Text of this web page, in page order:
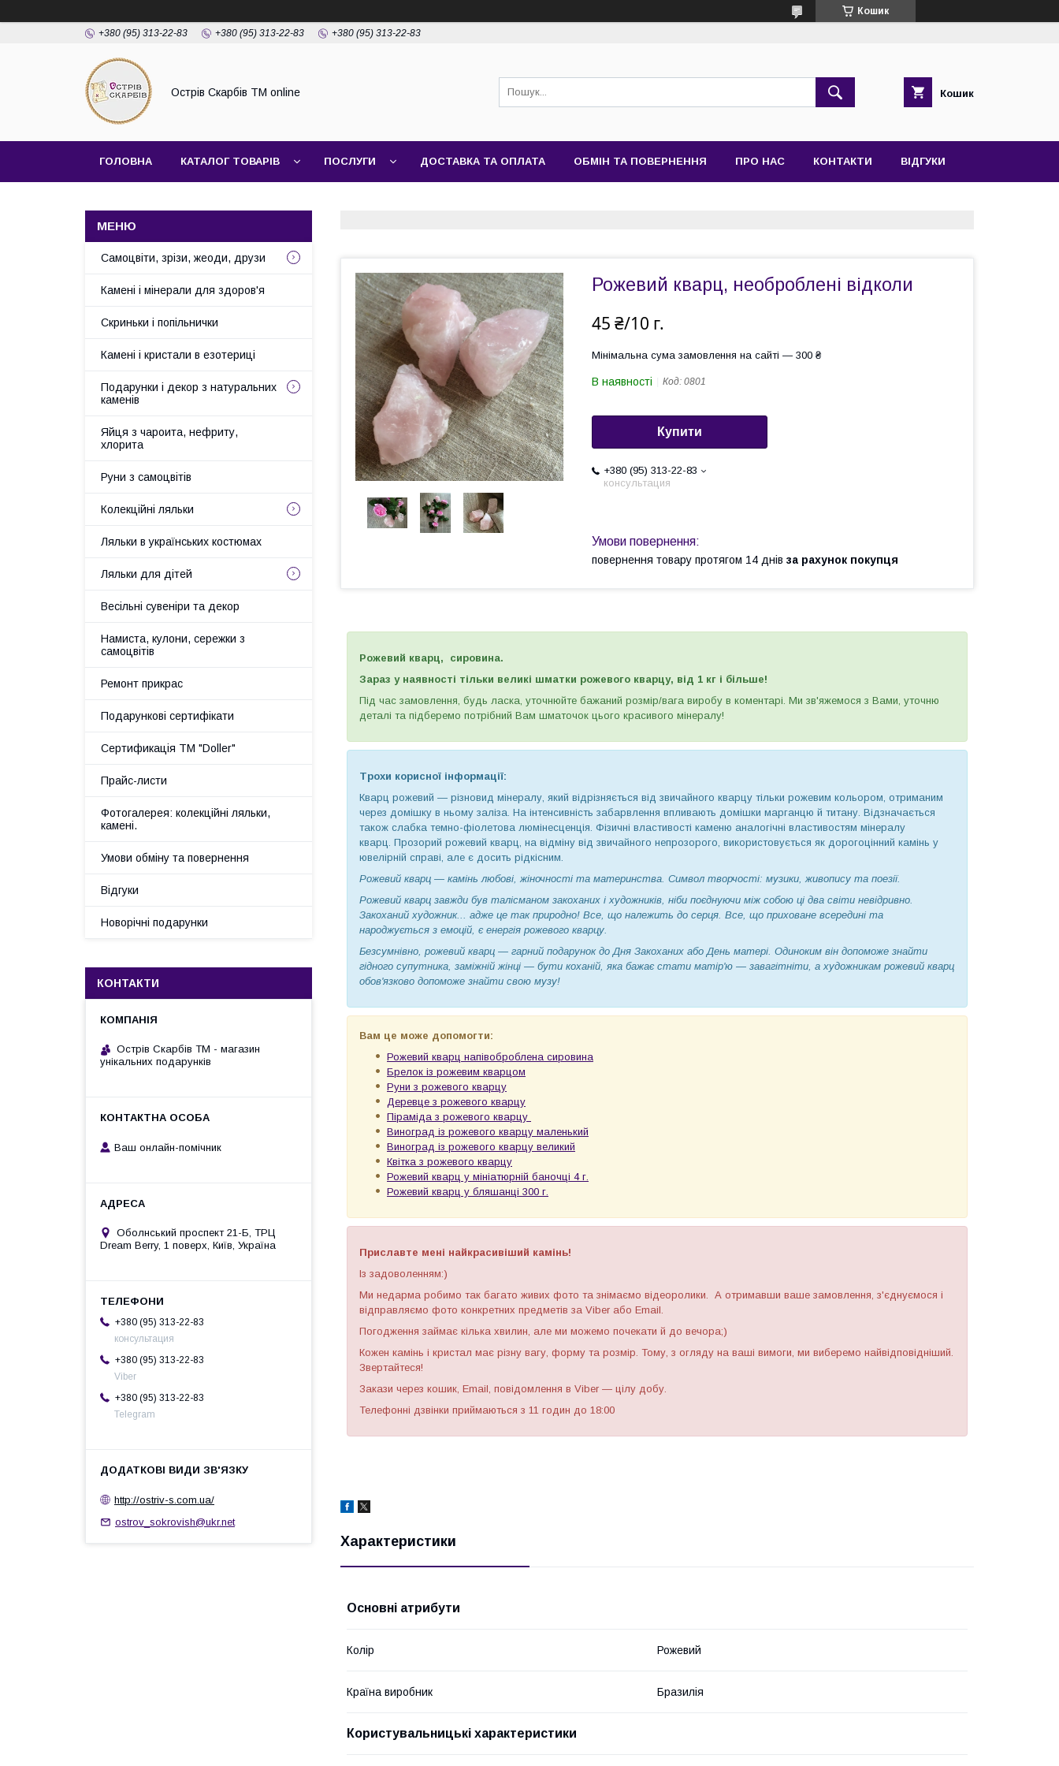
Кошик
+380 (95) 313-22-83 +380 (95) 313-22-83 +380 (95) 313-22-83
Острів Скарбів TM online Кошик
ГОЛОВНА КАТАЛОГ ТОВАРІВ ПОСЛУГИ ДОСТАВКА ТА ОПЛАТА ОБМІН ТА ПОВЕРНЕННЯ ПРО НАС КОНТАКТИ ВІДГУКИ
Рожевий кварц, необроблені відколи
45 ₴/10 г.
Мінімальна сума замовлення на сайті — 300 ₴
В наявності Код: 0801
Купити
+380 (95) 313-22-83
консультация
повернення товару протягом 14 днів за рахунок покупця
Рожевий кварц, сировина.
Зараз у наявності тільки великі шматки рожевого кварцу, від 1 кг і більше!
Під час замовлення, будь ласка, уточнюйте бажаний розмір/вага виробу в коментарі. Ми зв'яжемося з Вами, уточню
деталі та підберемо потрібний Вам шматочок цього красивого мінералу!
Трохи корисної інформації:
Кварц рожевий — різновид мінералу, який відрізняється від звичайного кварцу тільки рожевим кольором, отриманим
через домішку в ньому заліза. На інтенсивність забарвлення впливають домішки марганцю й титану. Відзначається
також слабка темно-фіолетова люмінесценція. Фізичні властивості каменю аналогічні властивостям мінералу
кварц. Прозорий рожевий кварц, на відміну від звичайного непрозорого, використовується як дорогоцінний камінь у
ювелірній справі, але є досить рідкісним.
Рожевий кварц — камінь любові, жіночності та материнства. Символ творчості: музики, живопису та поезії.
Рожевий кварц завжди був талісманом закоханих і художників, ніби поєднуючи між собою ці два світи невідривно.
Закоханий художник... адже це так природно! Все, що належить до серця. Все, що приховане всередині та
народжується з емоцій, є енергія рожевого кварцу.
Безсумнівно, рожевий кварц — гарний подарунок до Дня Закоханих або День матері. Одиноким він допоможе знайти
гідного супутника, заміжній жінці — бути коханій, яка бажає стати матір'ю — завагітніти, а художникам рожевий кварц
обов'язково допоможе знайти свою музу!
Вам це може допомогти:
Рожевий кварц напівоброблена сировина
Брелок із рожевим кварцом
Руни з рожевого кварцу
Деревце з рожевого кварцу
Піраміда з рожевого кварцу
Виноград із рожевого кварцу маленький
Виноград із рожевого кварцу великий
Квітка з рожевого кварцу
Рожевий кварц у мініатюрній баночці 4 г.
Рожевий кварц у бляшанці 300 г.
Приславте мені найкрасивіший камінь!
Із задоволенням:)
Ми недарма робимо так багато живих фото та знімаємо відеоролики. А отримавши ваше замовлення, з'єднуємося і
відправляємо фото конкретних предметів за Viber або Email.
Погодження займає кілька хвилин, але ми можемо почекати й до вечора;)
Кожен камінь і кристал має різну вагу, форму та розмір. Тому, з огляду на ваші вимоги, ми виберемо найвідповідніший.
Звертайтеся!
Закази через кошик, Email, повідомлення в Viber — цілу добу.
Телефонні дзвінки приймаються з 11 годин до 18:00
Характеристики
Основні атрибути
Колір Рожевий
Країна виробник Бразилія
Користувальницькі характеристики
Самоцвіти, зрізи, жеоди, друзи
Камені і мінерали для здоров'я
Скриньки і попільнички
Камені і кристали в езотериці
Подарунки і декор з натуральних
каменів
Яйця з чароита, нефриту,
хлорита
Руни з самоцвітів
Колекційні ляльки
Ляльки в українських костюмах
Ляльки для дітей
Весільні сувеніри та декор
Намиста, кулони, сережки з
самоцвітів
Ремонт прикрас
Подарункові сертифікати
Сертификація ТМ "Doller"
Прайс-листи
Фотогалерея: колекційні ляльки,
камені.
Умови обміну та повернення
Відгуки
Новорічні подарунки
КОНТАКТИ
Острів Скарбів ТМ - магазин
унікальних подарунків
Ваш онлайн-помічник
Оболнський проспект 21-Б, ТРЦ
Dream Berry, 1 поверх, Київ, Україна
+380 (95) 313-22-83
консультация
+380 (95) 313-22-83
Viber
+380 (95) 313-22-83
Telegram
http://ostrіv-s.com.ua/
ostrov_sokrovish@ukr.net